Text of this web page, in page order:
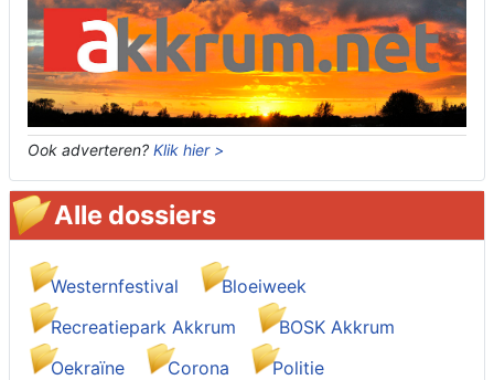
Ook adverteren? Klik hier >
Alle dossiers
Westernfestival
Bloeiweek
Recreatiepark Akkrum
BOSK Akkrum
Oekraïne
Corona
Politie